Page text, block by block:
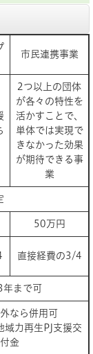
市民連携事業
2つ以上の団体
が各々の特性を
活かすことで、
単体では実現で
きなかった効果
が期待できる事
業
50万円
直接経費の3/4
まで可
なら併用可
域力再生PJ支援交
付金